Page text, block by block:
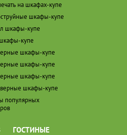
на шкафах-купе
шкафы-купе
шкафы-купе
купе
шкафы-купе
шкафы-купе
шкафы-купе
шкафы-купе
популярных
ГОСТИНЫЕ